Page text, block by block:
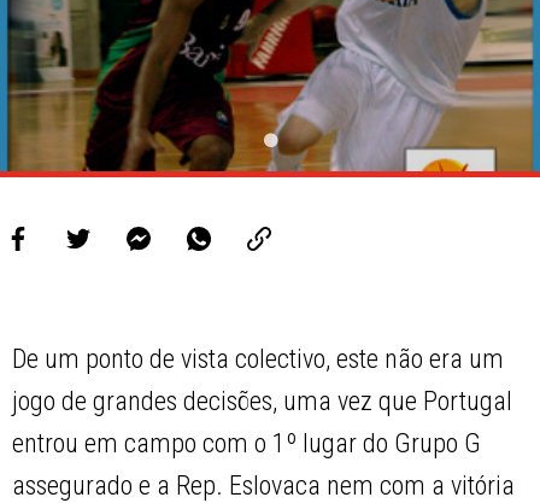
De um ponto de vista colectivo, este não era um
jogo de grandes decisões, uma vez que Portugal
entrou em campo com o 1º lugar do Grupo G
assegurado e a Rep. Eslovaca nem com a vitória